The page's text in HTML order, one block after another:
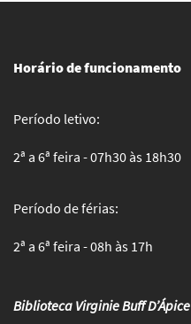
Horário de funcionamento
Período letivo:
2ª a 6ª feira - 07h30 às 18h30
Período de férias:
2ª a 6ª feira - 08h às 17h
Biblioteca Virginie Buff D’Ápice